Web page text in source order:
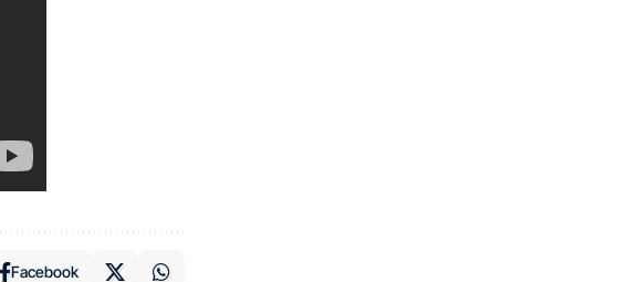
Facebook